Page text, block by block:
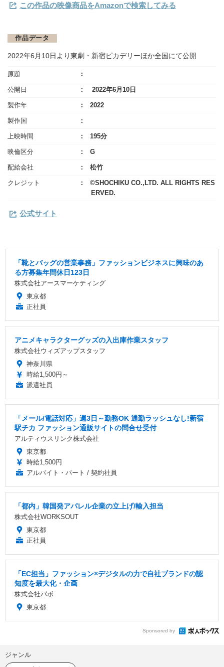
この作品の映像商品をAmazonで検索してみる
作品データ
2022年6月10日より東劇・新宿ピカデリーほか全国にて公開
原題
公開日 2022年6月10日
製作年 2022
製作国
上映時間 195分
映倫区分 G
配給会社 松竹
クレジット
©SHOCHIKU CO.,LTD. ALL RIGHTS RES
ERVED.
公式サイト
「靴とバッグの営業事務」ファッションビジネスに興味のあ
る方募集年間休日123日
株式会社アースマーケティング
東京都
正社員
アニメキャラクターグッズの入出庫作業スタッフ
株式会社ウィズアップスタッフ
神奈川県
時給1,500円～
派遣社員
「メール/電話対応」週3日～勤務OK 通勤ラッシュなし!新宿
駅チカ ファッション通販サイトの問合せ受付
アルティウスリンク株式会社
東京都
時給1,500円
アルバイト・パート / 契約社員
「都内」韓国発アパレル企業の立上げ/輸入担当
株式会社WORKSOUT
東京都
正社員
「EC担当」ファッション×デジタルの力で自社ブランドの認
知度を最大化・企画
株式会社パボ
東京都
Sponsored by
ジャンル